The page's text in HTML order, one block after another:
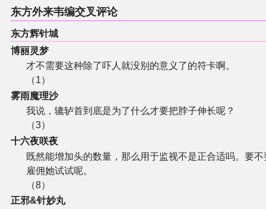
东方外来韦编交叉评论
东方辉针城
博丽灵梦
才不需要这种除了吓人就没别的意义了的符卡啊。
（1）
雾雨魔理沙
我说，辘轳首到底是为了什么才要把脖子伸长呢？
（3）
十六夜咲夜
既然能增加头的数量，那么用于监视不是正合适吗。要不
雇佣她试试呢。
（8）
正邪&针妙丸